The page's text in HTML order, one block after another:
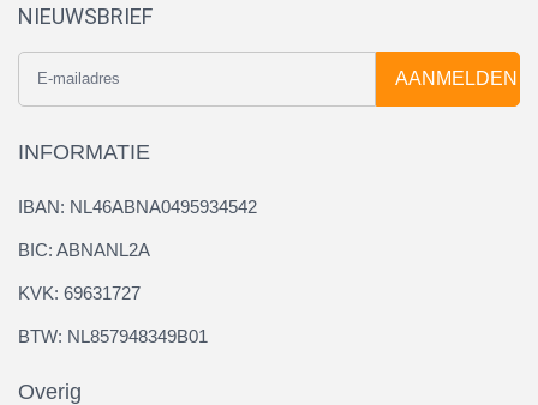
NIEUWSBRIEF
AANMELDEN
INFORMATIE
IBAN: NL46ABNA0495934542
BIC: ABNANL2A
KVK: 69631727
BTW: NL857948349B01
Overig